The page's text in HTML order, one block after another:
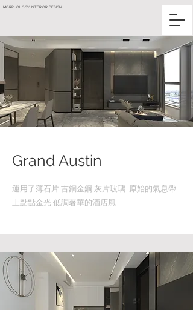
MORPHOLOGY INTERIOR DESIGN
​Grand Austin
運用了薄石片​ 古銅金鋼 灰片玻璃 原始的氣息帶
上點點金光 低調奢華的酒店風